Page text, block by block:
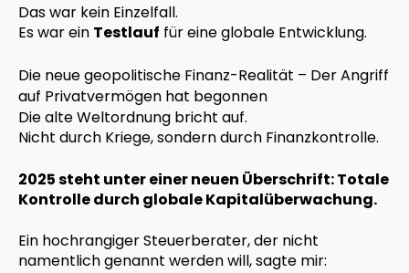
Das war kein Einzelfall.
Es war ein Testlauf für eine globale Entwicklung.
Die neue geopolitische Finanz-Realität – Der Angriff
auf Privatvermögen hat begonnen
Die alte Weltordnung bricht auf.
Nicht durch Kriege, sondern durch Finanzkontrolle.
2025 steht unter einer neuen Überschrift: Totale
Kontrolle durch globale Kapitalüberwachung.
Ein hochrangiger Steuerberater, der nicht
namentlich genannt werden will, sagte mir: